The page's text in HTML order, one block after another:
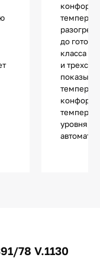
до
класса
и
конфорки
уровня,
78 V.1130